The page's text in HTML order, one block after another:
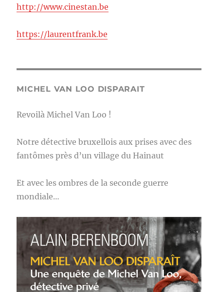
http://www.cinestan.be
https://laurentfrank.be
MICHEL VAN LOO DISPARAIT
Revoilà Michel Van Loo !
Notre détective bruxellois aux prises avec des
fantômes près d’un village du Hainaut
Et avec les ombres de la seconde guerre
mondiale…